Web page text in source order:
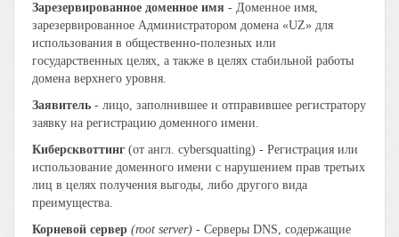
Зарезервированное доменное имя - Доменное имя,
зарезервированное Администратором домена «UZ» для
использования в общественно-полезных или
государственных целях, а также в целях стабильной работы
домена верхнего уровня.
Заявитель - лицо, заполнившее и отправившее регистратору
заявку на регистрацию доменного имени.
Киберсквоттинг (от англ. cybersquatting) - Регистрация или
использование доменного имени с нарушением прав третьих
лиц в целях получения выгоды, либо другого вида
преимущества.
Корневой сервер (root server) - Серверы DNS, содержащие